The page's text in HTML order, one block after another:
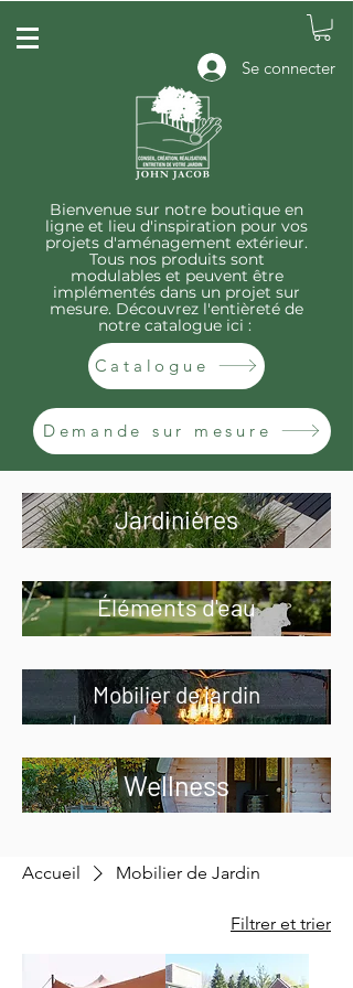
Se connecter
Bienvenue sur notre boutique en
ligne et lieu d'inspiration pour vos
projets d'aménagement extérieur.
Tous nos produits sont
modulables et peuvent être
implémentés dans un projet sur
mesure. Découvrez l'entièreté de
notre catalogue ici :
Catalogue
Demande sur mesure
Jardinières
Éléments d'eau
Mobilier de jardin
Wellness
Accueil Mobilier de Jardin
Filtrer et trier